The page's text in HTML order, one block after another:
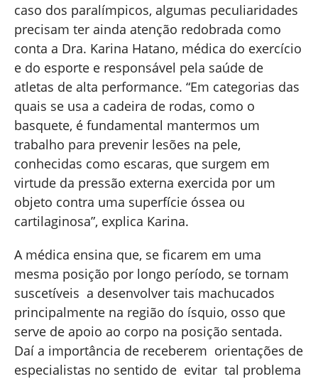
caso dos paralímpicos, algumas peculiaridades
precisam ter ainda atenção redobrada como
conta a Dra. Karina Hatano, médica do exercício
e do esporte e responsável pela saúde de
atletas de alta performance. “Em categorias das
quais se usa a cadeira de rodas, como o
basquete, é fundamental mantermos um
trabalho para prevenir lesões na pele,
conhecidas como escaras, que surgem em
virtude da pressão externa exercida por um
objeto contra uma superfície óssea ou
cartilaginosa”, explica Karina.
A médica ensina que, se ficarem em uma
mesma posição por longo período, se tornam
suscetíveis a desenvolver tais machucados
principalmente na região do ísquio, osso que
serve de apoio ao corpo na posição sentada.
Daí a importância de receberem orientações de
especialistas no sentido de evitar tal problema